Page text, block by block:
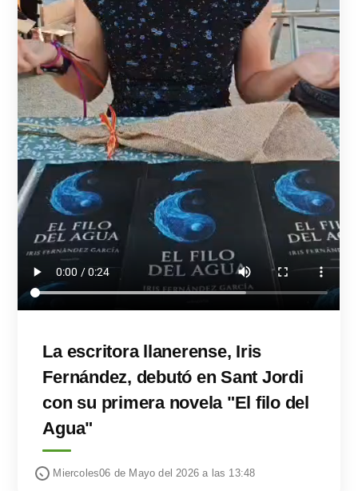
La escritora llanerense, Iris
Fernández, debutó en Sant Jordi
con su primera novela "El filo del
Agua"
Miercoles06 de Mayo del 2026 a las 13:48